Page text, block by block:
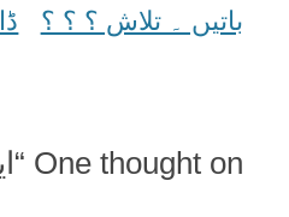
navigation
باتیں ۔ تلاش ؟ ؟ ؟
One thought on “